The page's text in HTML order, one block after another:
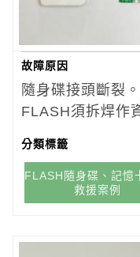
故障原因
隨身碟接頭斷裂
FLASH須拆焊作
分類標籤
FLASH隨身碟、記憶
救援案例